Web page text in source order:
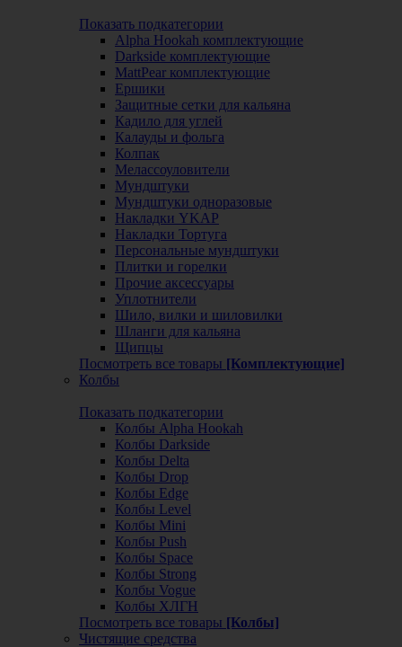
Показать подкатегории
Alpha Hookah комплектующие
Darkside комплектующие
MattPear комплектующие
Ершики
Защитные сетки для кальяна
Кадило для углей
Калауды и фольга
Колпак
Мелассоуловители
Мундштуки
Мундштуки одноразовые
Накладки YKAP
Накладки Тортуга
Персональные мундштуки
Плитки и горелки
Прочие аксессуары
Уплотнители
Шило, вилки и шиловилки
Шланги для кальяна
Щипцы
Посмотреть все товары [Комплектующие]
Колбы
Показать подкатегории
Колбы Alpha Hookah
Колбы Darkside
Колбы Delta
Колбы Drop
Колбы Edge
Колбы Level
Колбы Mini
Колбы Push
Колбы Space
Колбы Strong
Колбы Vogue
Колбы ХЛГН
Посмотреть все товары [Колбы]
Чистящие средства